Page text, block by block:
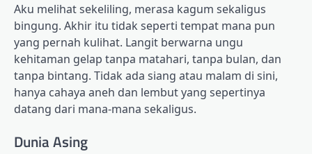
Aku melihat sekeliling, merasa kagum sekaligus
bingung. Akhir itu tidak seperti tempat mana pun
yang pernah kulihat. Langit berwarna ungu
kehitaman gelap tanpa matahari, tanpa bulan, dan
tanpa bintang. Tidak ada siang atau malam di sini,
hanya cahaya aneh dan lembut yang sepertinya
datang dari mana-mana sekaligus.
Dunia Asing